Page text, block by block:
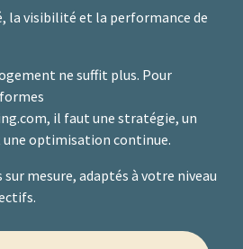
la visibilité et la performance de
ne suffit plus. Pour
com, il faut une stratégie, un
optimisation continue.
sur mesure, adaptés à votre niveau